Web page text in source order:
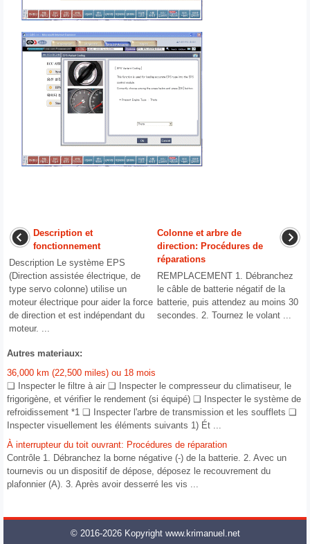
Description et
fonctionnement
Description Le système EPS
(Direction assistée électrique, de
type servo colonne) utilise un
moteur électrique pour aider la force
de direction et est indépendant du
moteur. ...
Colonne et arbre de
direction: Procédures de
réparations
REMPLACEMENT 1. Débranchez
le câble de batterie négatif de la
batterie, puis attendez au moins 30
secondes. 2. Tournez le volant ...
Autres materiaux:
36,000 km (22,500 miles) ou 18 mois
❑ Inspecter le filtre à air ❑ Inspecter le compresseur du climatiseur, le
frigorigène, et vérifier le rendement (si équipé) ❑ Inspecter le système de
refroidissement *1 ❑ Inspecter l'arbre de transmission et les soufflets ❑
Inspecter visuellement les éléments suivants 1) Ét ...
À interrupteur du toit ouvrant: Procédures de réparation
Contrôle 1. Débranchez la borne négative (-) de la batterie. 2. Avec un
tournevis ou un dispositif de dépose, déposez le recouvrement du
plafonnier (A). 3. Après avoir desserré les vis ...
© 2016-2026 Kopyright www.krimanuel.net